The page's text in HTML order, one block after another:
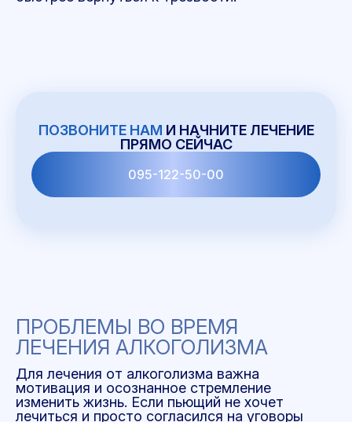
ПОЗВОНИТЕ НАМ И НАЧНИТЕ ЛЕЧЕНИЕ
ПРЯМО СЕЙЧАС
095-122-50-00
ПРОБЛЕМЫ ВО ВРЕМЯ
ЛЕЧЕНИЯ АЛКОГОЛИЗМА
Для лечения от алкоголизма важна
мотивация и осознанное стремление
изменить жизнь. Если пьющий не хочет
лечиться и просто согласился на уговоры